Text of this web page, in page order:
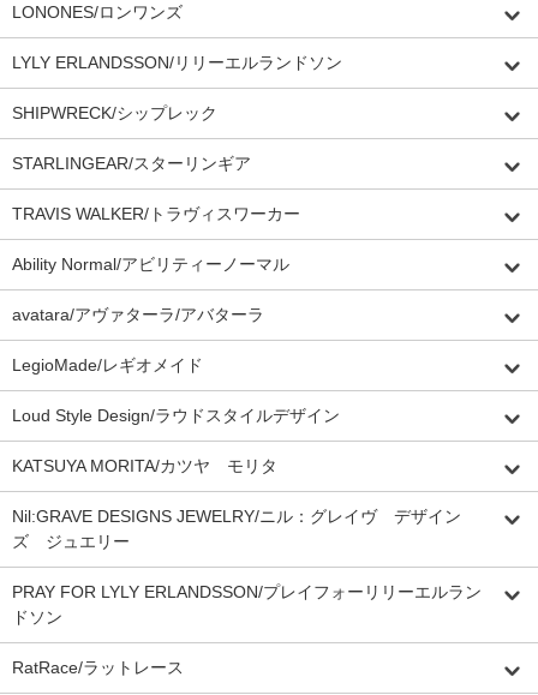
LONONES/ロンワンズ
LYLY ERLANDSSON/リリーエルランドソン
SHIPWRECK/シップレック
STARLINGEAR/スターリンギア
TRAVIS WALKER/トラヴィスワーカー
Ability Normal/アビリティーノーマル
avatara/アヴァターラ/アバターラ
LegioMade/レギオメイド
Loud Style Design/ラウドスタイルデザイン
KATSUYA MORITA/カツヤ モリタ
Nil:GRAVE DESIGNS JEWELRY/ニル：グレイヴ デザイン
ズ ジュエリー
PRAY FOR LYLY ERLANDSSON/プレイフォーリリーエルラン
ドソン
RatRace/ラットレース